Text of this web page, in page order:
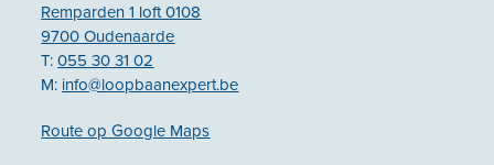
Remparden 1 loft 0108
9700 Oudenaarde
T:055 30 31 02
M: info@loopbaanexpert.be
Route op Google Maps